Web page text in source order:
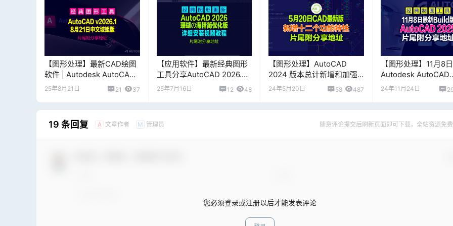
【图形处理】最新CAD绘图
软件 | Autodesk AutoCAD
v2026.1 中文坡姐版【夸克
25年8月21日 21 37
【应用软件】最新经典图形
工具分享AutoCAD 2026.0.1
珊瑚の海精简优化版
25年7月16日 12 48
【图形处理】AutoCAD
2024 版本总计新增和加强
了十二个功能特性，附送软
24年5月20日 58 487
【图形处理】11月8
Autodesk AutoCAD
2025.1.1 Build V.154
24年11月24日
19 条回复 A 文章作者 M 管理员 随意评论提交后刷新页面即可下载，全站资源免
您必须登录或注册以后才能发表评论